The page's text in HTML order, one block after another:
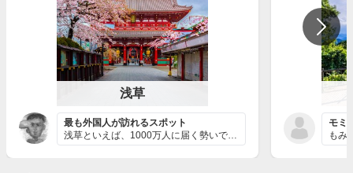
浅草
最も外国人が訪れるスポット
浅草といえば、1000万人に届く勢いで外国人観光客が増...
モミ